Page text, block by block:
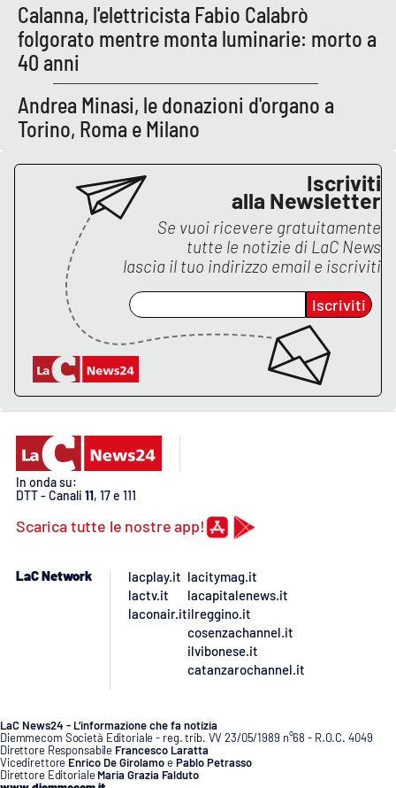
Parchi Marini Calabria
Leggendo Alvaro insieme
Imprese Di Calabria
Venti di comunicazione
STREAMING
LaC TV
LaC Network
LaC OnAir
EDIZIONI
LOCALI
Catanzaro
Lamezia Terme
Calanna, l'elettricista Fabio Calabrò
folgorato mentre monta luminarie: morto a
40 anni
Andrea Minasi, le donazioni d'organo a
Torino, Roma e Milano
Iscriviti
alla Newsletter
Se vuoi ricevere gratuitamente
tutte le notizie di LaC News
lascia il tuo indirizzo email e iscriviti
Iscriviti
In onda su:
DTT - Canali 11, 17 e 111
Scarica tutte le nostre app!
LaC Network
lacplay.it
lactv.it
laconair.it
lacitymag.it
lacapitalenews.it
ilreggino.it
cosenzachannel.it
ilvibonese.it
catanzarochannel.it
LaC News24 - L’informazione che fa notizia
Diemmecom Società Editoriale - reg. trib. VV 23/05/1989 n°68 - R.O.C. 4049
Direttore Responsabile Francesco Laratta
Vicedirettore Enrico De GirolamoePablo Petrasso
Direttore Editoriale Maria Grazia Falduto